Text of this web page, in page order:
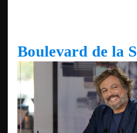
Boulevard de la